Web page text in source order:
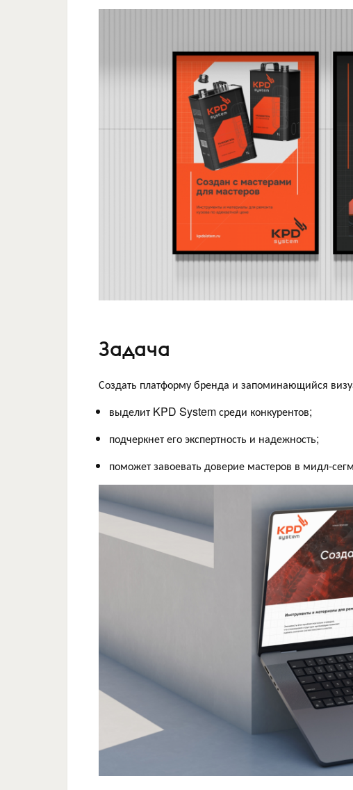
Задача
Создать платформу бренда и запоминающийся
выделит KPD System среди конкурентов;
подчеркнет его экспертность и надежность;
поможет завоевать доверие мастеров в мидл-